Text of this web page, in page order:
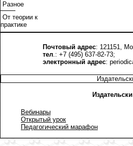
Разное
От теории к
практике
Почтовый адрес: 121151,
тел.: +7 (495) 637-82-73;
электронный адрес:
Вебинары
Открытый урок
Педагогический марафон